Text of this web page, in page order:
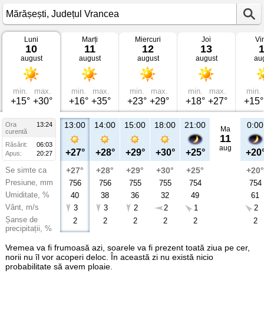
Vremea
Mărășești
Județul
Vrancea
Luni
10
august
min.
+15°
max.
+30°
Marți
11
august
min.
+16°
max.
+35°
Miercuri
12
august
min.
+23°
max.
+29°
Joi
13
august
min.
+18°
max.
+27°
min.
+15°
Ora
13:24
curentă
Răsărit:
06:03
Apus:
20:27
Se simte ca
Presiune, mm
Umiditate, %
Vânt, m/s
Șanse de
precipitații, %
13:00
+27°
+27°
756
40
3
2
14:00
+28°
+28°
756
38
3
2
15:00
+29°
+29°
755
36
2
2
18:00
+30°
+30°
755
32
2
2
21:00
+25°
+25°
754
49
1
2
Ma
11
aug
0:00
+20°
754
61
2
2
Vremea va fi frumoasă azi, soarele va fi prezent toată ziua pe cer,
norii nu îl vor acoperi deloc. În această zi nu există nicio
probabilitate să avem ploaie.